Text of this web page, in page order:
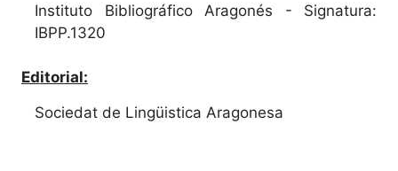
Instituto Bibliográfico Aragonés - Signatura:
IBPP.1320
Editorial:
Sociedat de Lingüistica Aragonesa